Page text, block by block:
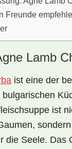
Freunde
Lamb
ist eine der
bulgarischen
ist
die Seele. Das